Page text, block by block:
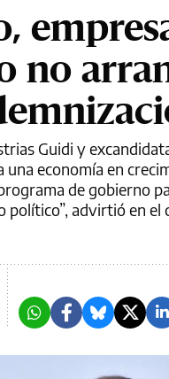
no
Guidi y
economía en
de gobierno
advirtió en el